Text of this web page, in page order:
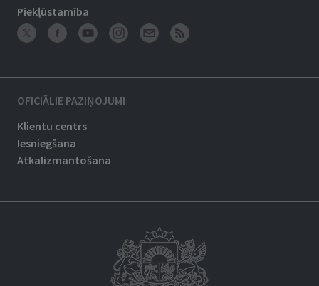
Piekļūstamība
OFICIĀLIE PAZIŅOJUMI
Klientu centrs
Iesniegšana
Atkalizmantošana